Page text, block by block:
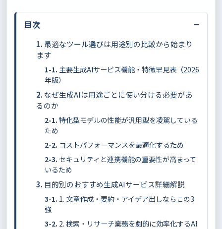
目次 −
最適なツール選びは用途別の比較から始まり
ます
主要生成AIサービス機能・特徴早見表（2026
年版）
なぜ生成AIは用途ごとに使い分ける必要があ
るのか
特化型モデルの性能が汎用型を凌駕している
ため
コストパフォーマンスを最適化するため
セキュリティと連携機能の重要性が高まって
いるため
目的別のおすすめ生成AIサービス詳細解説
1. 文章作成・要約・アイデア出しならこの3
強
2. 検索・リサーチ業務を劇的に効率化するAI